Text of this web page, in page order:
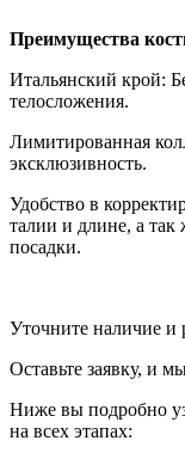
Преимущества
Итальянский крой:
телосложения.
Лимитированная
эксклюзивность.
Удобство в
талии и длине, а так
посадки.
Уточните наличие и
Оставьте заявку, и
Ниже вы подробно
на всех этапах: